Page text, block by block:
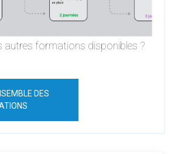
autres formations disponibles ?
DES